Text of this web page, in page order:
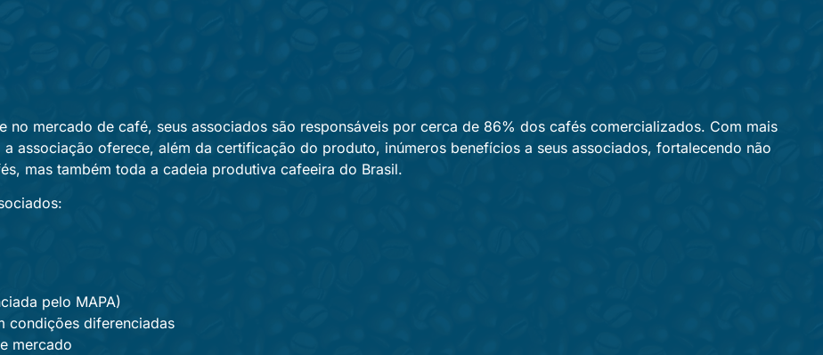
no mercado de café, seus associados são responsáveis por cerca de 86% dos cafés comercializados. Com mais
associação oferece, além da certificação do produto, inúmeros benefícios a seus associados, fortalecendo não
mas também toda a cadeia produtiva cafeeira do Brasil.
pelo MAPA)
condições diferenciadas
mercado